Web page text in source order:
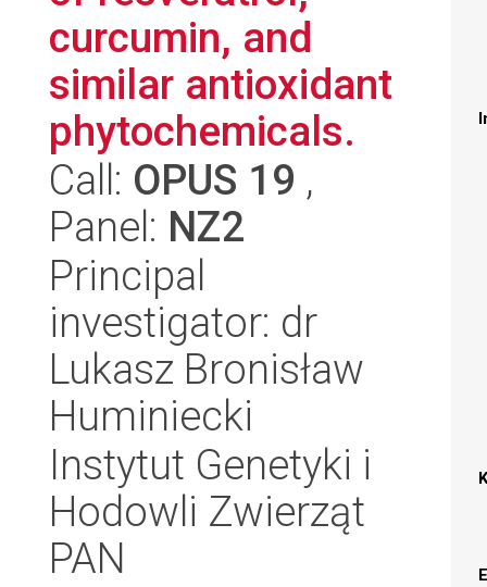
curcumin, and
similar antioxidant
phytochemicals.
Call: OPUS 19 ,
Panel: NZ2
Principal
investigator: dr
Lukasz Bronisław
Huminiecki
Instytut Genetyki i
Hodowli Zwierząt
PAN